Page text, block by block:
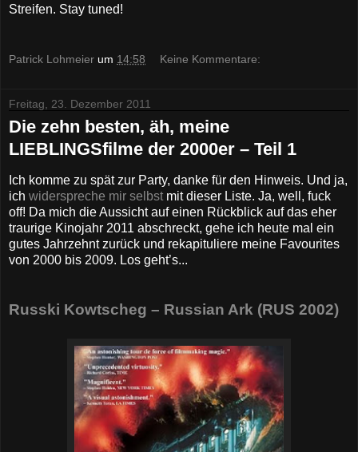
Streifen. Stay tuned!
Patrick Lohmeier um 14:58 Keine Kommentare:
Freitag, 23. Dezember 2011
Die zehn besten, äh, meine
LIEBLINGSfilme der 2000er – Teil 1
Ich komme zu spät zur Party, danke für den Hinweis. Und ja,
ich widerspreche mir selbst mit dieser Liste. Ja, well, fuck
off! Da mich die Aussicht auf einen Rückblick auf das eher
traurige Kinojahr 2011 abschreckt, gehe ich heute mal ein
gutes Jahrzehnt zurück und rekapituliere meine Favourites
von 2000 bis 2009. Los geht’s...
Russki Kowtscheg – Russian Ark (RUS 2002)